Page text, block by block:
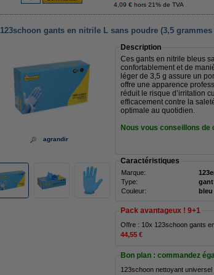
4,09 € hors 21% de TVA
123schoon gants en nitrile L sans poudre (3,5 grammes
agrandir
Description
Ces gants en nitrile bleus
confortablement et de
léger de 3,5 g assure un
offre une apparence
réduit le risque d’irritation
efficacement contre la
optimale au quotidien.
Nous vous conseillons
Caractéristiques
Marque:
Type:
Couleur:
bleu
Pack avantageux ! 9+1
Offre : 10x 123schoon gants
44,55 €
Bon plan : commandez
123schoon nettoyant